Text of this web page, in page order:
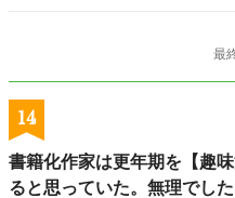
あるあるを楽しんで頂けれ
より頂戴しました
最
14
書籍化作家は更年期を【趣
ると思っていた。無理でし